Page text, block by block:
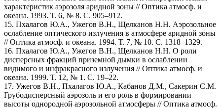
характеристик аэрозоля аридной зоны // Оптика атмосф. и
океана. 1993. Т. 6, № 8. С. 905–912.
15. Пхалагов Ю.А., Ужегов В.Н., Щелканов Н.Н. Аэрозольное
ослабление оптического излучения в атмосфере аридной зоны
// Оптика атмосф. и океана. 1994. Т. 7, № 10. С. 1318–1329.
16. Пхалагов Ю.А., Ужегов В.Н., Щелканов Н.Н. О роли
дисперсных фракций приземной дымки в ослаблении
видимого и инфракрасного излучения // Оптика атмосф. и
океана. 1999. Т. 12, № 1. C. 19–22.
17. Ужегов В.Н., Пхалагов Ю.А., Кабанов Д.М., Сакерин С.М.
Грубодисперсный аэрозоль и его роль в формировании
высоты однородной аэрозольной атмосферы // Оптика атмосф.